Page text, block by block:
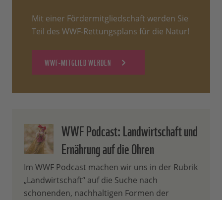
Mit einer Fördermitgliedschaft werden Sie
Teil des WWF-Rettungsplans für die Natur!
WWF-MITGLIED WERDEN
WWF Podcast: Landwirtschaft und
Ernährung auf die Ohren
Im WWF Podcast machen wir uns in der Rubrik
„Landwirtschaft“ auf die Suche nach
schonenden, nachhaltigen Formen der